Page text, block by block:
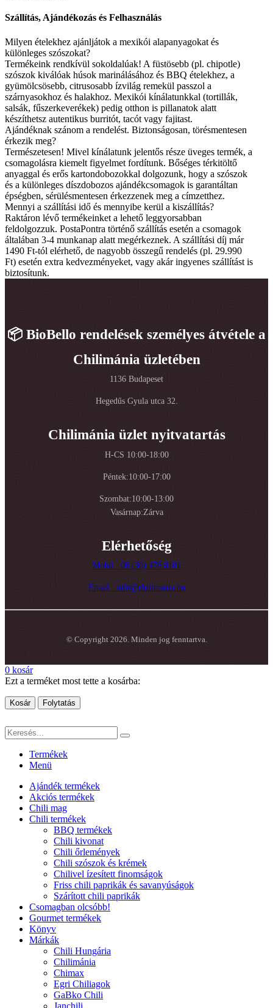
Szállítás, Ajándékozás és Felhasználás
Milyen ételekhez ajánljátok a mexikói alapanyagokat és
különleges szószokat?
Termékeink rendkívül sokoldalúak! A füstösebb (pl. chipotle)
szószok kiválóak húsok marinálásához és BBQ ételekhez, a
gyümölcsösebb, citrusosabb ízvilág remekül passzol a
szárnyasokhoz és halakhoz. Mexikói kínálatunkkal (tortillák,
salsák, fűszerkeverékek) pedig otthon is pillanatok alatt
készíthetsz autentikus burritót, tacót vagy fajitast.
Ajándéknak szánom a rendelést. Biztonságosan, törésmentesen
érkezik meg?
Természetesen! Mivel kínálatunk jelentős része üveges termék, a
csomagolásra kiemelt figyelmet fordítunk. Bőséges térkitöltő
anyaggal és erős kartondobozokkal dolgozunk, hogy a szószok
és a különleges díszdobozos ajándékcsomagok is garantáltan
épségben, sérülésmentesen érkezzenek meg a címzetthez.
Mennyi a szállítási idő és mennyibe kerül a kiszállítás?
Raktáron lévő termékeinket a lehető leggyorsabban
feldolgozzuk. PostaPontra történő szállítás esetén a csomagok
általában 3-4 munkanap alatt megérkeznek. A szállítási díj már
1490 Ft-tól elérhető, de nagyobb összegű rendelés (pl. 29.990
Ft) esetén extra kedvezményeket, vagy akár ingyenes szállítást is
biztosítunk.
📦 BioBello rendelések személyes átvétele a
Chilimánia üzletében
1136 Budapeset
Hegedűs Gyula utca 32.
Chilimánia üzlet nyitvatartás
H-CS 10:00-18:00
Péntek:10:00-17:00
Szombat:10:00-13:00
Vasárnap:Zárva
Elérhetőség
Mobil : 06 (30) 478 8101
Email : info@chilimania.hu
© Copyright 2026. Minden jog fenntartva.
0 kosár
Ezt a terméket most tette a kosárba:
Kosár Folytatás
Termékek
Menü
Ajándék termékek
Akciós termékek
Chili mag
Chili termékek
BBQ termékek
Chili kivonat
Chili őrlemények
Chili szószok és krémek
Chilivel ízesített finomságok
Friss chili paprikák és savanyúságok
Szárított chili paprikák
Csomagban olcsóbb!
Gourmet termékek
Könyv
Márkák
Chili Hungária
Chilimánia
Chimax
Egri Chiliagok
GaBko Chili